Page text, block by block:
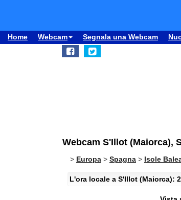
Home Webcam Segnala una Webcam
Webcam S'Illot (Maiorca),
> Europa > Spagna > Isole
L'ora locale a S'Illot (Maiorca):